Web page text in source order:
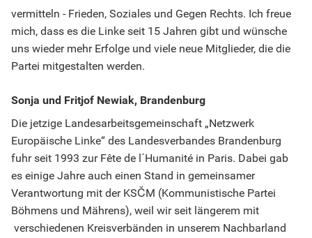
vermitteln - Frieden, Soziales und Gegen Rechts. Ich freue
mich, dass es die Linke seit 15 Jahren gibt und wünsche
uns wieder mehr Erfolge und viele neue Mitglieder, die die
Partei mitgestalten werden.
Sonja und Fritjof Newiak, Brandenburg
Die jetzige Landesarbeitsgemeinschaft „Netzwerk
Europäische Linke“ des Landesverbandes Brandenburg
fuhr seit 1993 zur Fête de l´Humanité in Paris. Dabei gab
es einige Jahre auch einen Stand in gemeinsamer
Verantwortung mit der KSČM (Kommunistische Partei
Böhmens und Mährens), weil wir seit längerem mit
verschiedenen Kreisverbänden in unserem Nachbarland